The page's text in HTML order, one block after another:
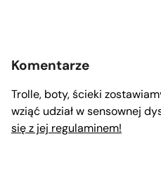
Komentarze
Trolle, boty, ścieki
wziąć udział w sensownej
się z jej regulaminem!